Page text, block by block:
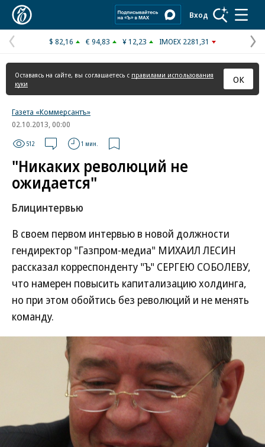
Вход
Предыдущая
страница
$ 82,16 € 94,83 ¥ 12,23 IMOEX 2281,31
Оставаясь на сайте, вы соглашаетесь с правилами использования
куки
ОК
Газета «Коммерсантъ»
02.10.2013, 00:00
512 1 мин.
"Никаких революций не
ожидается"
Блицинтервью
В своем первом интервью в новой должности
гендиректор "Газпром-медиа" МИХАИЛ ЛЕСИН
рассказал корреспонденту "Ъ" СЕРГЕЮ СОБОЛЕВУ,
что намерен повысить капитализацию холдинга,
но при этом обойтись без революций и не менять
команду.